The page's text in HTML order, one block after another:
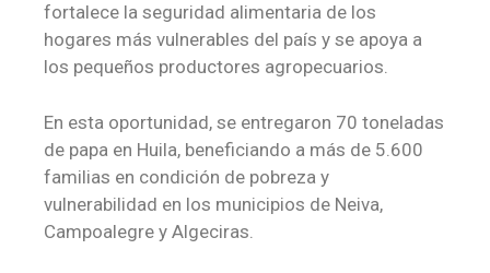
fortalece la seguridad alimentaria de los
hogares más vulnerables del país y se apoya a
los pequeños productores agropecuarios.
En esta oportunidad, se entregaron 70 toneladas
de papa en Huila, beneficiando a más de 5.600
familias en condición de pobreza y
vulnerabilidad en los municipios de Neiva,
Campoalegre y Algeciras.